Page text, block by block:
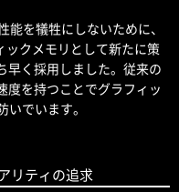
能を犠牲にしないために、
ックメモリとして新たに策
早く採用しました。従来の
度を持つことでグラフィッ
でいます。
リティの追求